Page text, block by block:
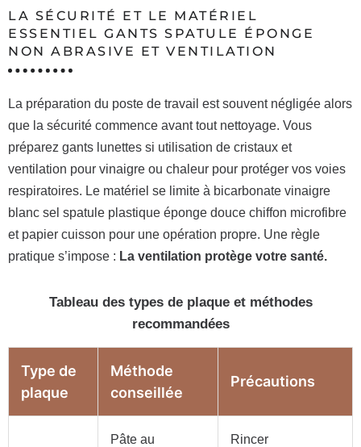
LA SÉCURITÉ ET LE MATÉRIEL
ESSENTIEL GANTS SPATULE ÉPONGE
NON ABRASIVE ET VENTILATION
La préparation du poste de travail est souvent négligée alors
que la sécurité commence avant tout nettoyage. Vous
préparez gants lunettes si utilisation de cristaux et
ventilation pour vinaigre ou chaleur pour protéger vos voies
respiratoires. Le matériel se limite à bicarbonate vinaigre
blanc sel spatule plastique éponge douce chiffon microfibre
et papier cuisson pour une opération propre. Une règle
pratique s’impose : La ventilation protège votre santé.
Tableau des types de plaque et méthodes
recommandées
Type de
plaque
Méthode
conseillée
Précautions
Pâte au
Rincer